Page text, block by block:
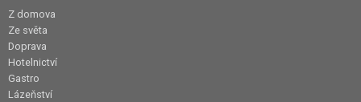
Z domova
Ze světa
Doprava
Hotelnictví
Gastro
Lázeňství